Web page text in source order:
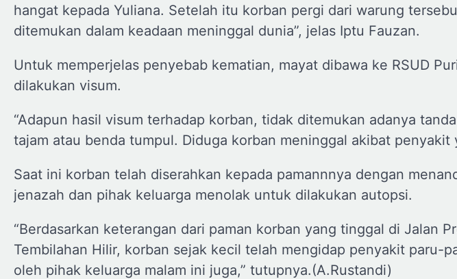
hangat kepada Yuliana. Setelah itu korban pergi dari warung
ditemukan dalam keadaan meninggal dunia”, jelas Iptu Fauzan.
Untuk memperjelas penyebab kematian, mayat dibawa ke RSUD
dilakukan visum.
“Adapun hasil visum terhadap korban, tidak ditemukan adanya
tajam atau benda tumpul. Diduga korban meninggal akibat penyakit
Saat ini korban telah diserahkan kepada pamannnya dengan
jenazah dan pihak keluarga menolak untuk dilakukan autopsi.
“Berdasarkan keterangan dari paman korban yang tinggal di Jalan
Tembilahan Hilir, korban sejak kecil telah mengidap penyakit paru-
oleh pihak keluarga malam ini juga,” tutupnya.(A.Rustandi)